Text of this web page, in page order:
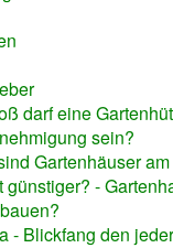
darf eine
sein?
Gartenhäuser
günstiger? -
- Blickfang den